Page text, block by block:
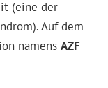
(eine der
Auf dem
namensAZF